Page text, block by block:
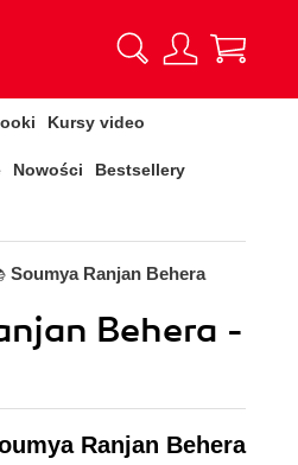
Kursy video
Nowości Bestsellery
Soumya Ranjan Behera
Behera -
Ranjan Behera